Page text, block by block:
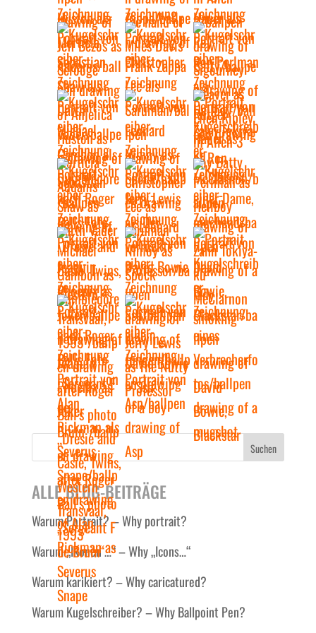
Suchen
ALLE BLOG-BEITRÄGE
Warum Portrait? – Why portrait?
Warum „Ikonen …“ – Why „Icons…“
Warum karikiert? – Why caricatured?
Warum Kugelschreiber? – Why Ballpoint Pen?